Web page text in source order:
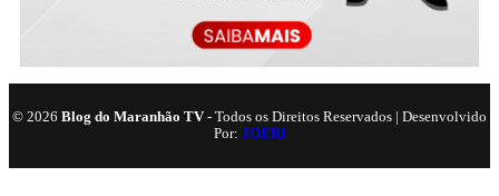
© 2026 Blog do Maranhão TV- Todos os Direitos Reservados | Desenvolvido
Por: JOERI